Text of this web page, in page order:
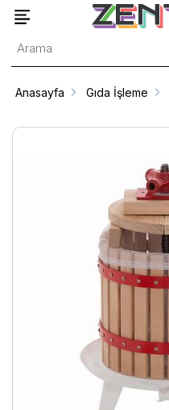
Anasayfa Gıda İşleme